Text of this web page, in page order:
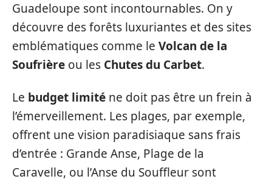
Guadeloupe sont incontournables. On y
découvre des forêts luxuriantes et des sites
emblématiques comme le Volcan de la
Soufrière ou les Chutes du Carbet.
Le budget limité ne doit pas être un frein à
l’émerveillement. Les plages, par exemple,
offrent une vision paradisiaque sans frais
d’entrée : Grande Anse, Plage de la
Caravelle, ou l’Anse du Souffleur sont